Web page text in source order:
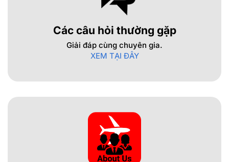
Các câu hỏi thường gặp
Giải đáp cùng chuyên gia.
XEM TẠI ĐÂY